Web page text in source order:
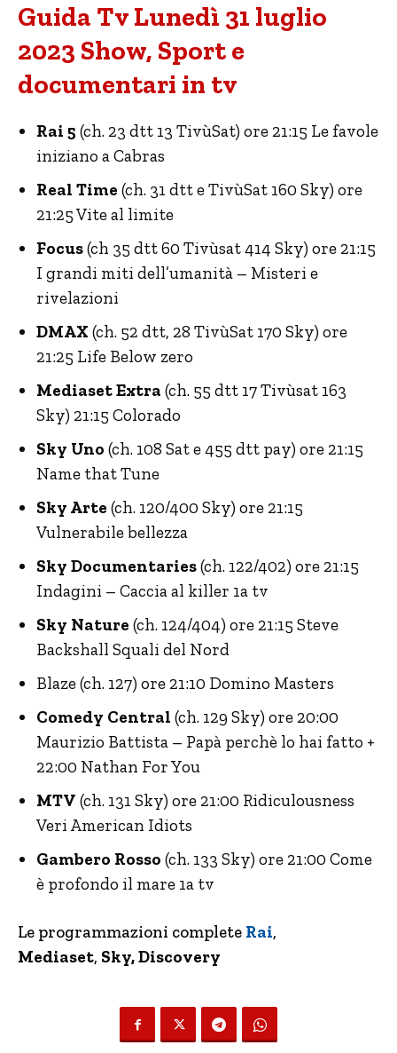
Guida Tv Lunedì 31 luglio
2023 Show, Sport e
documentari in tv
Rai 5 (ch. 23 dtt 13 TivùSat) ore 21:15 Le favole
iniziano a Cabras
Real Time (ch. 31 dtt e TivùSat 160 Sky) ore
21:25 Vite al limite
Focus(ch 35 dtt 60 Tivùsat 414 Sky) ore 21:15
I grandi miti dell’umanità – Misteri e
rivelazioni
DMAX (ch. 52 dtt, 28 TivùSat 170 Sky) ore
21:25 Life Below zero
Mediaset Extra (ch. 55 dtt 17 Tivùsat 163
Sky) 21:15 Colorado
Sky Uno (ch. 108 Sat e 455 dtt pay) ore 21:15
Name that Tune
Sky Arte (ch. 120/400 Sky) ore 21:15
Vulnerabile bellezza
Sky Documentaries(ch. 122/402) ore 21:15
Indagini – Caccia al killer 1a tv
Sky Nature (ch. 124/404) ore 21:15 Steve
Backshall Squali del Nord
Blaze (ch. 127) ore 21:10 Domino Masters
Comedy Central (ch. 129 Sky) ore 20:00
Maurizio Battista – Papà perchè lo hai fatto +
22:00 Nathan For You
MTV (ch. 131 Sky) ore 21:00 Ridiculousness
Veri American Idiots
Gambero Rosso (ch. 133 Sky) ore 21:00 Come
è profondo il mare 1a tv
Le programmazioni complete Rai,
Mediaset, Sky, Discovery